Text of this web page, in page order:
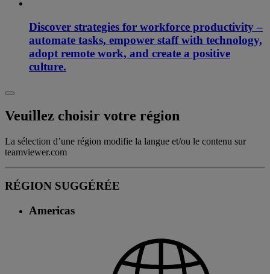
Discover strategies for workforce productivity –
automate tasks, empower staff with technology,
adopt remote work, and create a positive
culture.
Veuillez choisir votre région
La sélection d’une région modifie la langue et/ou le contenu sur
teamviewer.com
RÉGION SUGGÉRÉE
Americas